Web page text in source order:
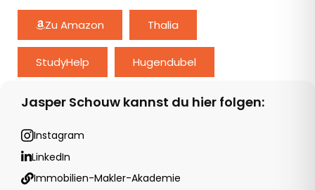
Zu Amazon Thalia
StudyHelp Hugendubel
Jasper Schouw kannst du hier folgen:
Instagram
Instagram
LinkedIn
LinkedIn
Immobilien-Makler-Akademie
Website